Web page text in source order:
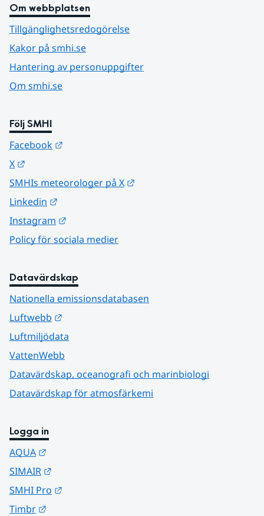
Om webbplatsen
Tillgänglighetsredogörelse
Kakor på smhi.se
Hantering av personuppgifter
Om smhi.se
Följ SMHI
Facebook
X
SMHIs meteorologer på X
Linkedin
Instagram
Policy för sociala medier
Datavärdskap
Nationella emissionsdatabasen
Luftwebb
Luftmiljödata
VattenWebb
Datavärdskap, oceanografi och marinbiologi
Datavärdskap för atmosfärkemi
Logga in
AQUA
SIMAIR
SMHI Pro
Timbr